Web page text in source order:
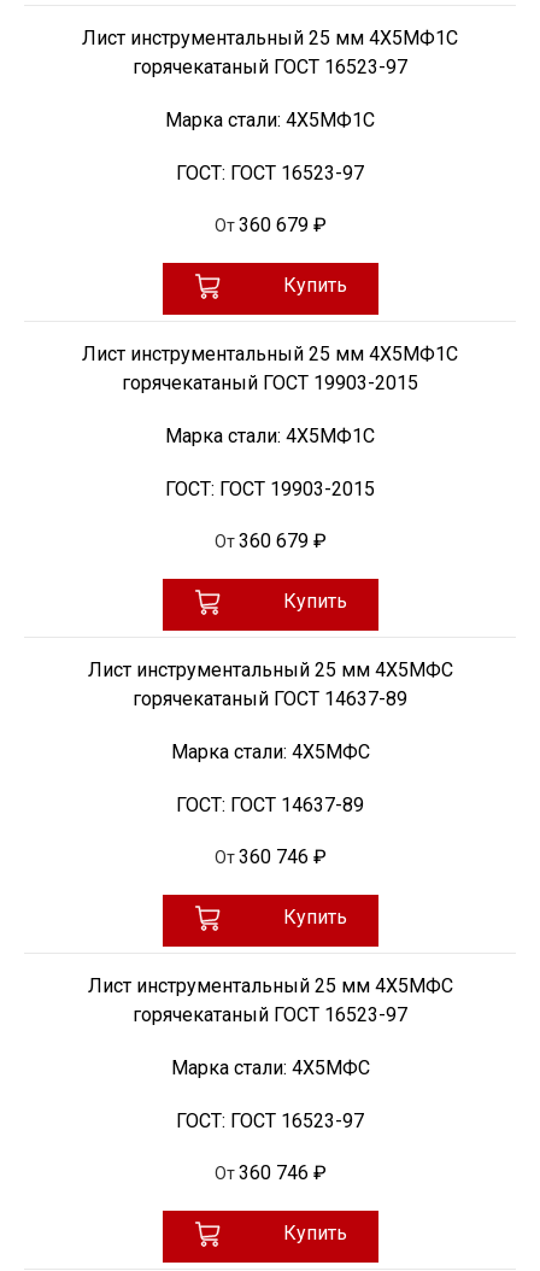
Лист инструментальный 25 мм 4Х5МФ1С
горячекатаный ГОСТ 16523-97
Марка стали: 4Х5МФ1С
ГОСТ: ГОСТ 16523-97
От 360 679 ₽
Купить
Лист инструментальный 25 мм 4Х5МФ1С
горячекатаный ГОСТ 19903-2015
Марка стали: 4Х5МФ1С
ГОСТ: ГОСТ 19903-2015
От 360 679 ₽
Купить
Лист инструментальный 25 мм 4Х5МФС
горячекатаный ГОСТ 14637-89
Марка стали: 4Х5МФС
ГОСТ: ГОСТ 14637-89
От 360 746 ₽
Купить
Лист инструментальный 25 мм 4Х5МФС
горячекатаный ГОСТ 16523-97
Марка стали: 4Х5МФС
ГОСТ: ГОСТ 16523-97
От 360 746 ₽
Купить